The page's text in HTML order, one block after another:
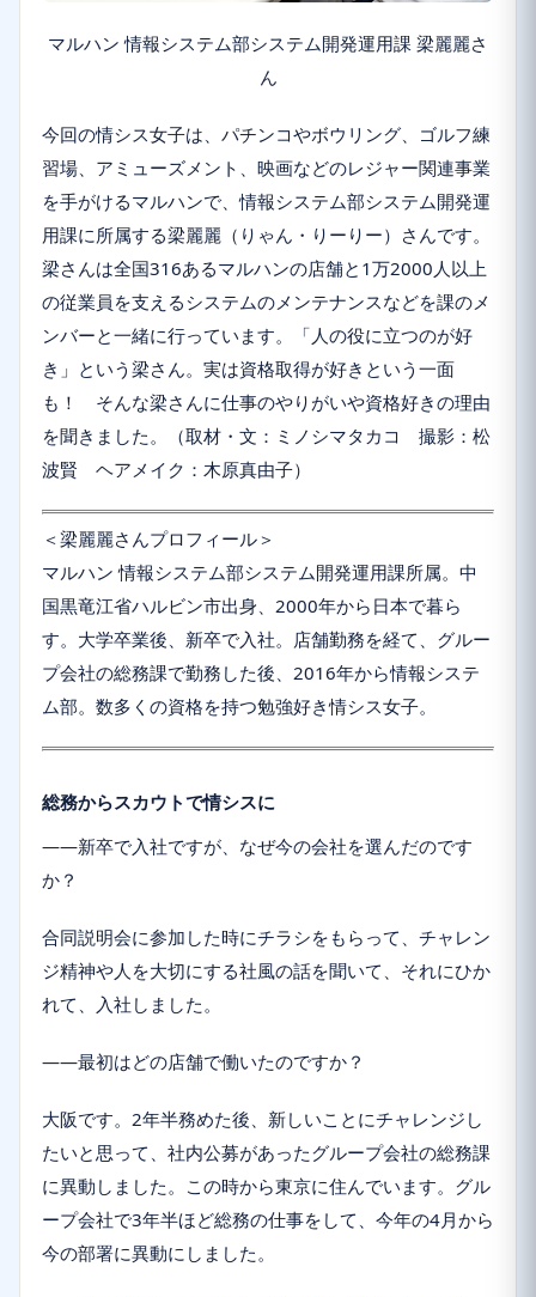
マルハン 情報システム部システム開発運用課 梁麗麗さ
ん
今回の情シス女子は、パチンコやボウリング、ゴルフ練
習場、アミューズメント、映画などのレジャー関連事業
を手がけるマルハンで、情報システム部システム開発運
用課に所属する梁麗麗（りゃん・りーりー）さんです。
梁さんは全国316あるマルハンの店舗と1万2000人以上
の従業員を支えるシステムのメンテナンスなどを課のメ
ンバーと一緒に行っています。「人の役に立つのが好
き」という梁さん。実は資格取得が好きという一面
も！ そんな梁さんに仕事のやりがいや資格好きの理由
を聞きました。（取材・文：ミノシマタカコ 撮影：松
波賢 ヘアメイク：木原真由子）
＜梁麗麗さんプロフィール＞
マルハン 情報システム部システム開発運用課所属。中
国黒竜江省ハルビン市出身、2000年から日本で暮ら
す。大学卒業後、新卒で入社。店舗勤務を経て、グルー
プ会社の総務課で勤務した後、2016年から情報システ
ム部。数多くの資格を持つ勉強好き情シス女子。
総務からスカウトで情シスに
――新卒で入社ですが、なぜ今の会社を選んだのです
か？
合同説明会に参加した時にチラシをもらって、チャレン
ジ精神や人を大切にする社風の話を聞いて、それにひか
れて、入社しました。
――最初はどの店舗で働いたのですか？
大阪です。2年半務めた後、新しいことにチャレンジし
たいと思って、社内公募があったグループ会社の総務課
に異動しました。この時から東京に住んでいます。グル
ープ会社で3年半ほど総務の仕事をして、今年の4月から
今の部署に異動にしました。